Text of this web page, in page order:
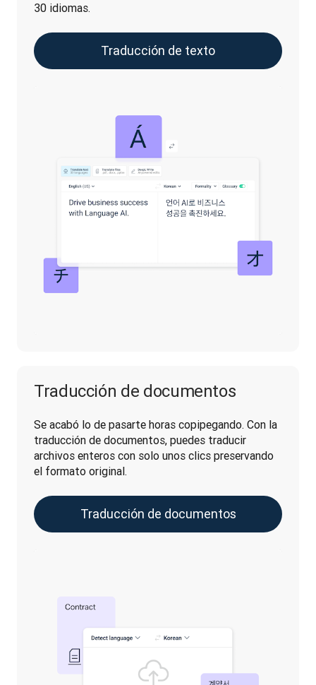
30 idiomas.
Traducción de texto
Traducción de documentos
Se acabó lo de pasarte horas copipegando. Con la
traducción de documentos, puedes traducir
archivos enteros con solo unos clics preservando
el formato original.
Traducción de documentos